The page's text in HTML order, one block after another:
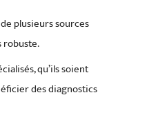
plusieurs sources
robuste.
qu’ils soient
des diagnostics